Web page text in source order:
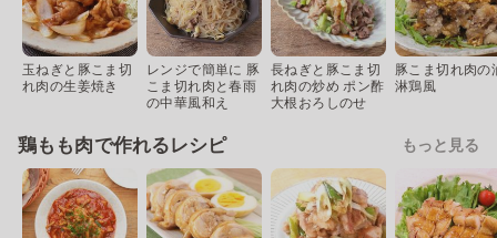
玉ねぎと豚こま切
れ肉の生姜焼き
レンジで簡単に 豚
こま切れ肉と春雨
の中華風和え
長ねぎと豚こま切
れ肉の炒め ポン酢
大根おろしのせ
豚こま切れ肉の
淋鶏風
鶏もも肉で作れるレシピ もっと見る